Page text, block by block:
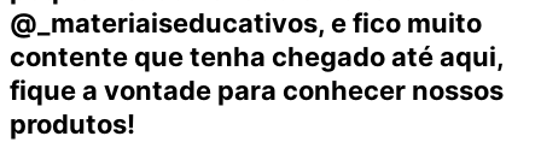
@_materiaiseducativos, e fico muito
contente que tenha chegado até aqui,
fique a vontade para conhecer nossos
produtos!